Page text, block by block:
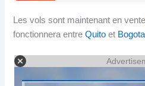
Les vols sont maintenant en vente
fonctionnera entreQuito et Bogota